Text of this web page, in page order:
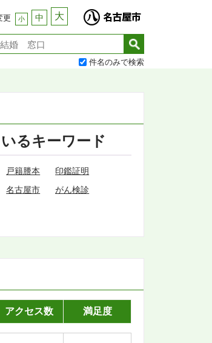
更 小 中 大
件名のみで検索
るキーワード
戸籍謄本
印鑑証明
名古屋市
がん検診
アクセス数 満足度